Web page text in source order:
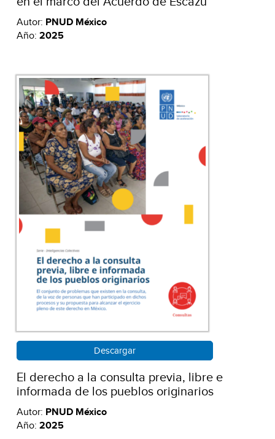
Autor: PNUD México
Año: 2025
Descargar
El derecho a la consulta previa, libre e
informada de los pueblos originarios
Autor: PNUD México
Año: 2025